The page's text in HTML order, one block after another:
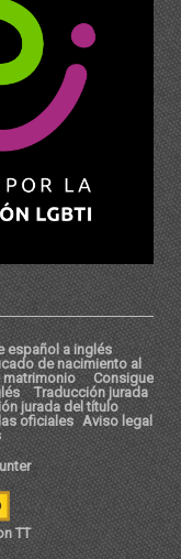
español a inglés
de nacimiento al
matrimonio
Consigue
Traducción jurada
jurada del título
oficiales Aviso legal
TT